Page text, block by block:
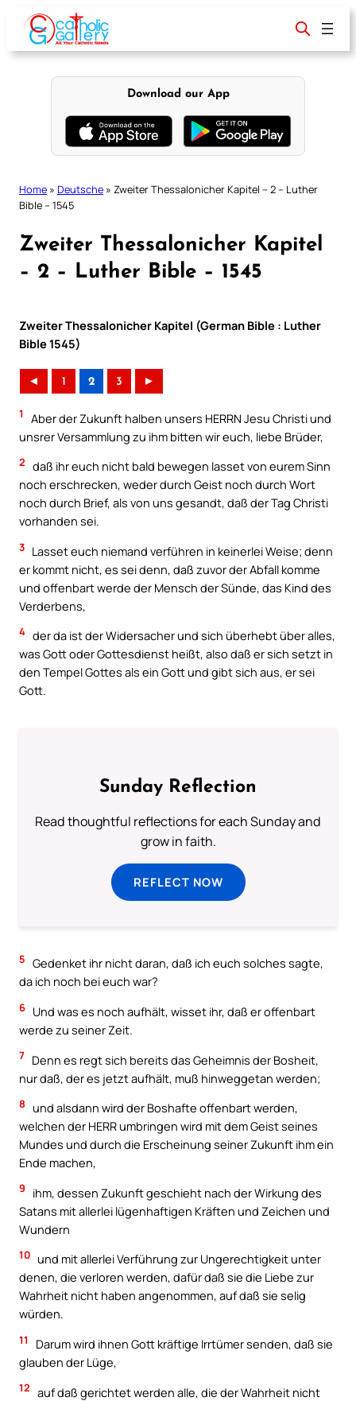
content
Download our App
Home » Deutsche » Zweiter Thessalonicher Kapitel – 2 – Luther
Bible – 1545
Zweiter Thessalonicher Kapitel
– 2 – Luther Bible – 1545
Zweiter Thessalonicher Kapitel (German Bible : Luther
Bible 1545)
◄ 1 2 3 ►
1
Aber der Zukunft halben unsers HERRN Jesu Christi und
unsrer Versammlung zu ihm bitten wir euch, liebe Brüder,
2 daß ihr euch nicht bald bewegen lasset von eurem Sinn
noch erschrecken, weder durch Geist noch durch Wort
noch durch Brief, als von uns gesandt, daß der Tag Christi
vorhanden sei.
3 Lasset euch niemand verführen in keinerlei Weise; denn
er kommt nicht, es sei denn, daß zuvor der Abfall komme
und offenbart werde der Mensch der Sünde, das Kind des
Verderbens,
4 der da ist der Widersacher und sich überhebt über alles,
was Gott oder Gottesdienst heißt, also daß er sich setzt in
den Tempel Gottes als ein Gott und gibt sich aus, er sei
Gott.
Sunday Reflection
Read thoughtful reflections for each Sunday and
grow in faith.
REFLECT NOW
5 Gedenket ihr nicht daran, daß ich euch solches sagte,
da ich noch bei euch war?
6 Und was es noch aufhält, wisset ihr, daß er offenbart
werde zu seiner Zeit.
7 Denn es regt sich bereits das Geheimnis der Bosheit,
nur daß, der es jetzt aufhält, muß hinweggetan werden;
8 und alsdann wird der Boshafte offenbart werden,
welchen der HERR umbringen wird mit dem Geist seines
Mundes und durch die Erscheinung seiner Zukunft ihm ein
Ende machen,
9
ihm, dessen Zukunft geschieht nach der Wirkung des
Satans mit allerlei lügenhaftigen Kräften und Zeichen und
Wundern
10 und mit allerlei Verführung zur Ungerechtigkeit unter
denen, die verloren werden, dafür daß sie die Liebe zur
Wahrheit nicht haben angenommen, auf daß sie selig
würden.
11
Darum wird ihnen Gott kräftige Irrtümer senden, daß sie
glauben der Lüge,
12 auf daß gerichtet werden alle, die der Wahrheit nicht